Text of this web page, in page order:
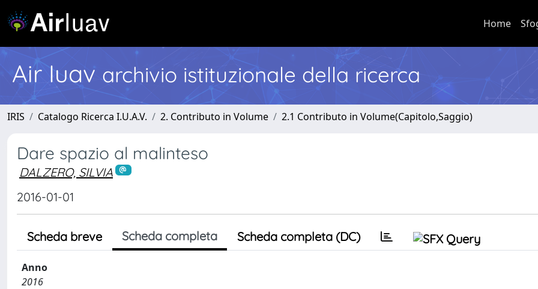
Home
Air Iuav archivio istituzionale della ricerca
IRIS Catalogo Ricerca I.U.A.V. 2. Contributo in Volume 2.1 Contributo in Volume(Capitolo,Saggio)
Dare spazio al malinteso
DALZERO, SILVIA
2016-01-01
Scheda breve Scheda completa Scheda completa (DC)
Anno
2016